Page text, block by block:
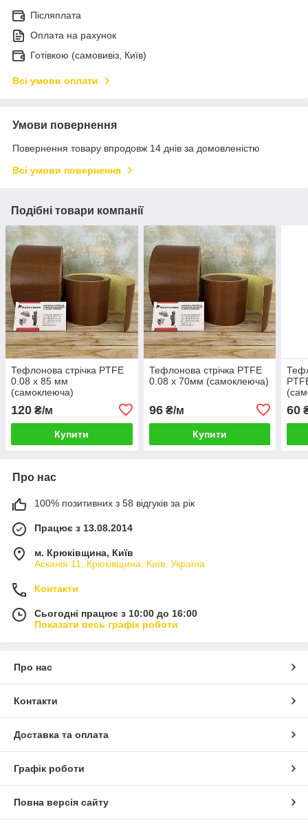
Післяплата
Оплата на рахунок
Готівкою (самовивіз, Київ)
Всі умови оплати
Умови повернення
Повернення товару впродовж 14 днів за домовленістю
Всі умови повернення
Подібні товари компанії
Тефлонова стрічка PTFE
0.08 х 85 мм
(самоклеюча)
120 ₴/м
Купити
Тефлонова стрічка PTFE
0.08 х 70мм (самоклеюча)
96₴/м
Купити
60
Про нас
100% позитивних з 58 відгуків за рік
Працює з 13.08.2014
м. Крюківщина, Київ
Асканія 11, Крюківщина, Київ, Україна
Контакти
Сьогодні працює з 10:00 до 16:00
Показати весь графік роботи
Про нас
Контакти
Доставка та оплата
Графік роботи
Повна версія сайту